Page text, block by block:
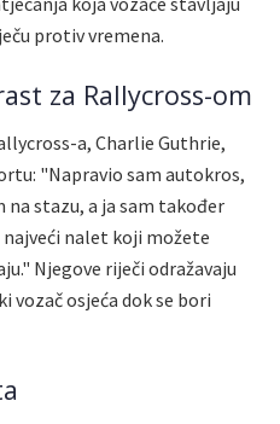
protiv vremena.
za Rallycross-om
a, Charlie Guthrie,
"Napravio sam autokros,
na stazu, a ja sam također
najveći nalet koji možete
Njegove riječi odražavaju
vozač osjeća dok se bori